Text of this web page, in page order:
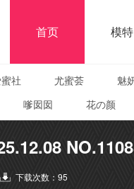
首页 模特
社 尤蜜荟 魅
嗲囡囡 花の颜
下载次数： 95